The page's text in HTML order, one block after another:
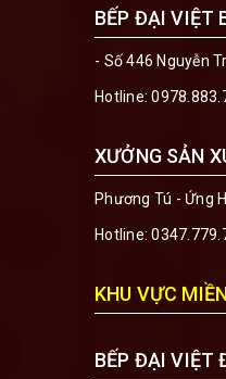
BẾP ĐẠI VIỆT
- Số 446 Nguyễn
Hotline:
XƯỞNG SẢN
Phương Tú - Ứng
Hotline:
KHU VỰC
BẾP ĐẠI VIỆT